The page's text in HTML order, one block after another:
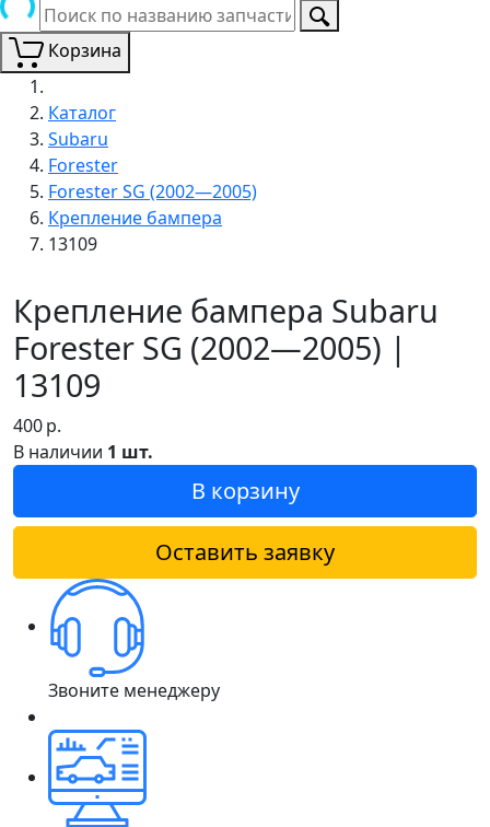
Корзина
Каталог
Subaru
Forester
Forester SG (2002—2005)
Крепление бампера
13109
Крепление бампера Subaru
Forester SG (2002—2005) |
13109
400р.
В наличии 1 шт.
В корзину
Оставить заявку
Звоните менеджеру